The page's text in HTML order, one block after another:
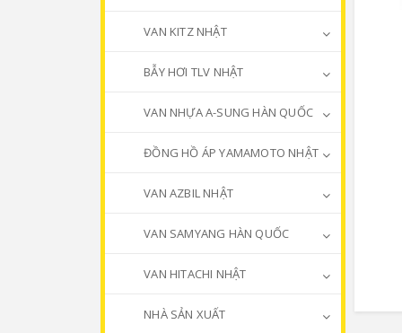
VAN KITZ NHẬT
BẪY HƠI TLV NHẬT
VAN NHỰA A-SUNG HÀN QUỐC
ĐỒNG HỒ ÁP YAMAMOTO NHẬT
VAN AZBIL NHẬT
VAN SAMYANG HÀN QUỐC
VAN HITACHI NHẬT
NHÀ SẢN XUẤT